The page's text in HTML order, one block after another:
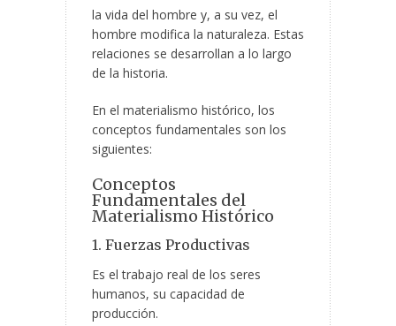
la vida del hombre y, a su vez, el
hombre modifica la naturaleza. Estas
relaciones se desarrollan a lo largo
de la historia.
En el materialismo histórico, los
conceptos fundamentales son los
siguientes:
Conceptos
Fundamentales del
Materialismo Histórico
1. Fuerzas Productivas
Es el trabajo real de los seres
humanos, su capacidad de
producción.